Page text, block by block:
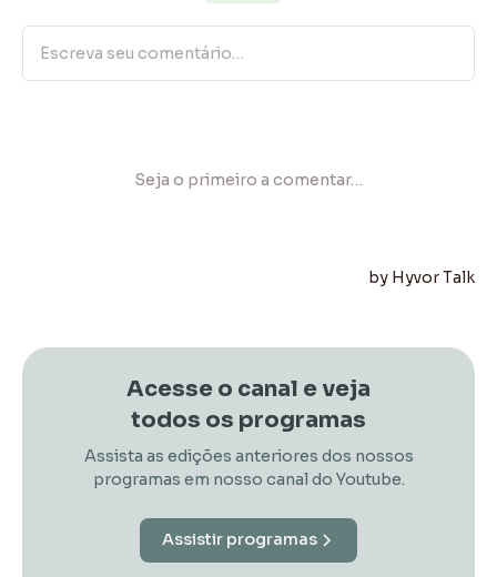
Acesse o canal e veja
todos os programas
Assista as edições anteriores dos nossos
programas em nosso canal do Youtube.
Assistir programas